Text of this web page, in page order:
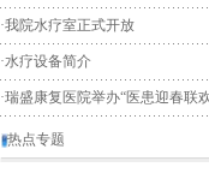
·我院水疗室正式开放
·水疗设备简介
·瑞盛康复医院举办“医患迎春联
热点专题